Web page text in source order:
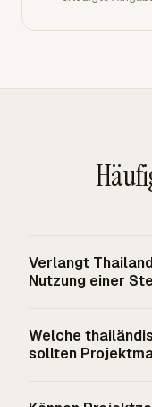
Verlangt
Nutzung einer
vor. Thailändische
Beschäftigten
Welche
sollten